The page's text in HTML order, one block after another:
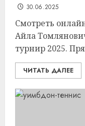
30.06.2025
Смотреть
Айла
турнир 2025.
ЧИТАТЬ ДАЛЕЕ